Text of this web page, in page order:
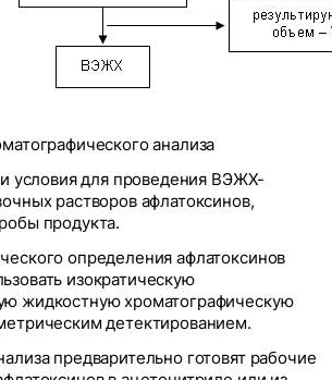
анализа
условия для проведения ВЭЖХ-
растворов афлатоксинов,
продукта.
определения афлатоксинов
изократическую
жидкостную хроматографическую
детектированием.
предварительно готовят рабочие